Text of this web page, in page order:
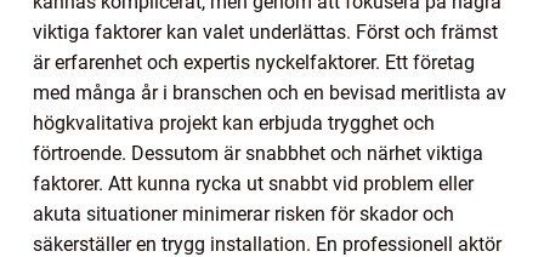
viktiga faktorer kan valet underlättas. Först och främst
är erfarenhet och expertis nyckelfaktorer. Ett företag
med många år i branschen och en bevisad meritlista av
högkvalitativa projekt kan erbjuda trygghet och
förtroende. Dessutom är snabbhet och närhet viktiga
faktorer. Att kunna rycka ut snabbt vid problem eller
akuta situationer minimerar risken för skador och
säkerställer en trygg installation. En professionell aktör